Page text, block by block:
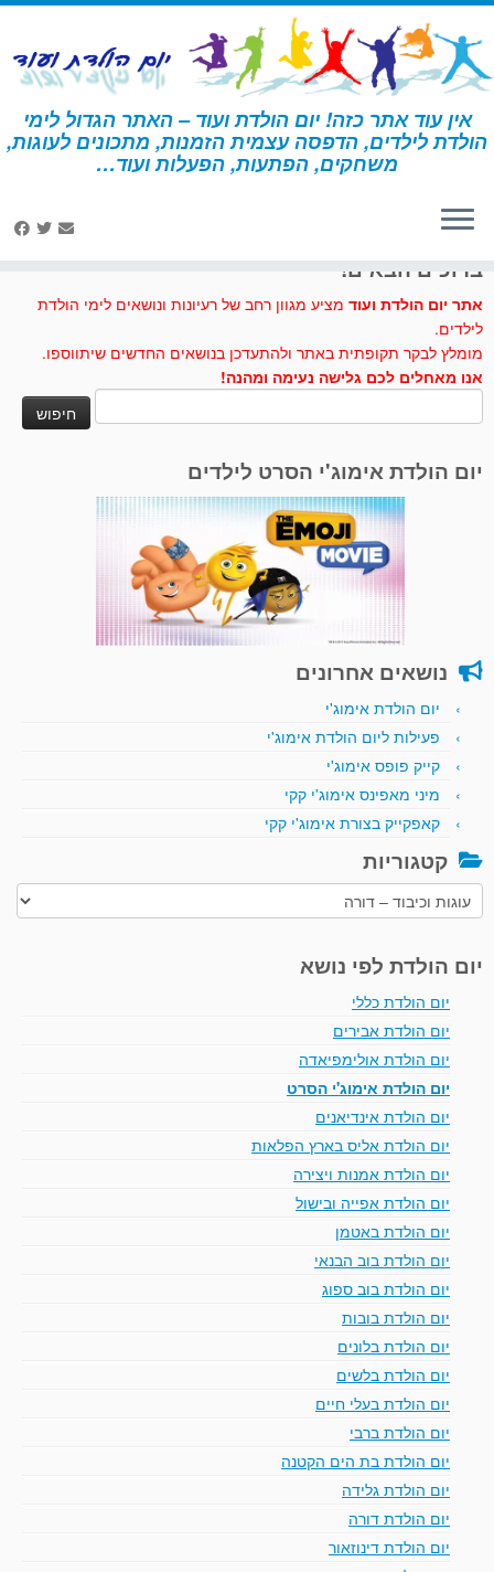
דלג
לתוכן
אין עוד אתר כזה! יום הולדת ועוד – האתר הגדול לימי
הולדת לילדים, הדפסה עצמית הזמנות, מתכונים לעוגות,
משחקים, הפתעות, הפעלות ועוד… דף הבית » דורה » עוגות וכיבוד – דורה
ברוכים הבאים!
אתר יום הולדת ועוד מציע מגוון רחב של רעיונות ונושאים לימי הולדת
לילדים.
מומלץ לבקר תקופתית באתר ולהתעדכן בנושאים החדשים שיתווספו.
אנו מאחלים לכם גלישה נעימה ומהנה!
יום הולדת אימוג'י הסרט לילדים
נושאים אחרונים
יום הולדת אימוג'י
פעילות ליום הולדת אימוג'י
קייק פופס אימוג'י
מיני מאפינס אימוג'י קקי
קאפקייק בצורת אימוג'י קקי
קטגוריות
קטגוריות
יום הולדת לפי נושא
יום הולדת כללי
יום הולדת אבירים
יום הולדת אולימפיאדה
יום הולדת אימוג'י הסרט
יום הולדת אינדיאנים
יום הולדת אליס בארץ הפלאות
יום הולדת אמנות ויצירה
יום הולדת אפייה ובישול
יום הולדת באטמן
יום הולדת בוב הבנאי
יום הולדת בוב ספוג
יום הולדת בובות
יום הולדת בלונים
יום הולדת בלשים
יום הולדת בעלי חיים
יום הולדת ברבי
יום הולדת בת הים הקטנה
יום הולדת גלידה
יום הולדת דורה
יום הולדת דינוזאור